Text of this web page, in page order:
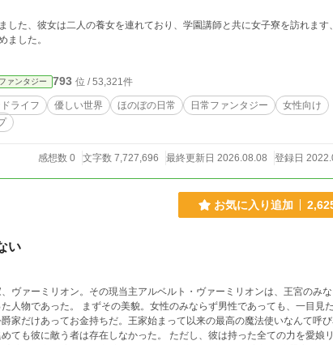
した、彼女は二人の養女を連れており、学園講師と共に女子寮を訪れます
ました。
ファンタジー 793 位 / 53,321件
ライフ 優しい世界 ほのぼの日常 日常ファンタジー
女性向け
感想数 0 文字数 7,727,696 最終更新日 2026.08.08 登録日
お気に入り追加
い
ヴァーミリオン。その現当主アルベルト・ヴァーミリオンは、王宮のみ
人物であった。 まずその美貌。女性のみならず男性であっても、一目見
家だけあってお金持ちだ。王家始まって以来の最高の魔法使いなんて呼び
在しなかった。 ただし、彼は持った全ての力を愛娘リリア